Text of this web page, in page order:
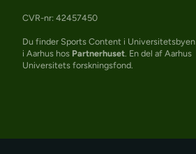
CVR-nr: 42457450
Du finder Sports Content i Universitetsbyen
i Aarhus hos Partnerhuset . En del af Aarhus
Universitets forskningsfond.